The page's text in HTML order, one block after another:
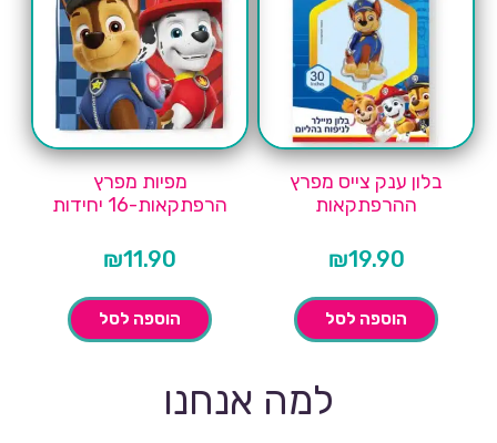
בלון ענק צייס מפרץ
ההרפתקאות
₪19.90
הוספה לסל
מפיות מפרץ
הרפתקאות-16 יחידות
₪11.90
הוספה לסל
למה אנחנו